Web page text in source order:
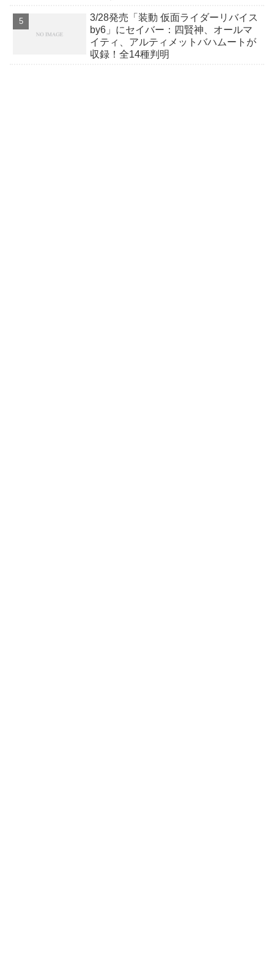
3/28発売「装動 仮面ライダーリバイス
by6」にセイバー：四賢神、オールマ
イティ、アルティメットバハムートが
収録！全14種判明